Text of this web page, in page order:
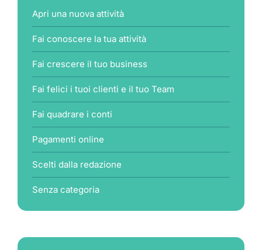
Apri una nuova attività
Fai conoscere la tua attività
Fai crescere il tuo business
Fai felici i tuoi clienti e il tuo Team
Fai quadrare i conti
Pagamenti online
Scelti dalla redazione
Senza categoria